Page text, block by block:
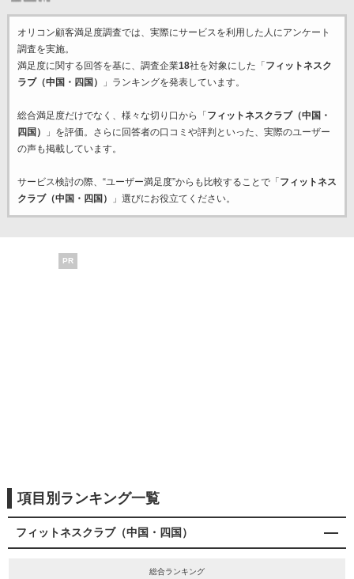
オリコン顧客満足度調査では、実際にサービスを利用した 人にアンケート
調査を実施。
満足度に関する回答を基に、調査企業18社を対象にした「 フィットネスク
ラブ（中国・四国）
」ランキングを発表しています。
総合満足度だけでなく、様々な切り口から「 フィットネスクラブ（中国・
四国）
」を評価。さらに回答者の口コミや評判といった、実際のユーザー
の声も掲載しています。
サービス検討の際、“ユーザー満足度”からも比較することで「 フィットネス
クラブ（中国・四国）
」選びにお役立てください。
PR
項目別ランキング一覧
フィットネスクラブ（中国・四国）
総合ランキング